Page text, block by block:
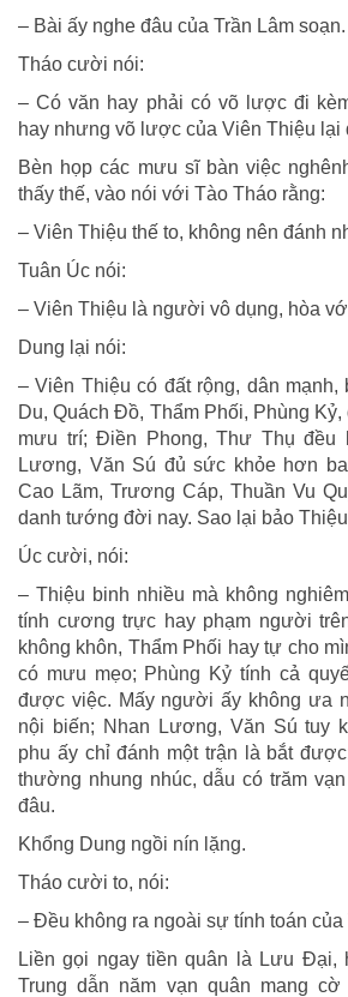
– Bài ấy nghe đâu của Trần Lâm soạn.
Tháo cười nói:
– Có văn hay phải có võ lược đi
hay nhưng võ lược của Viên Thiệu lại
Bèn họp các mưu sĩ bàn việc
thấy thế, vào nói với Tào Tháo rằng:
– Viên Thiệu thế to, không nên đánh
Tuân Úc nói:
– Viên Thiệu là người vô dụng, hòa
Dung lại nói:
– Viên Thiệu có đất rộng, dân
Du, Quách Đồ, Thẩm Phối, Phùng
mưu trí; Điền Phong, Thư Thụ đều
Lương, Văn Sú đủ sức khỏe hơn
Cao Lãm, Trương Cáp, Thuần Vu
danh tướng đời nay. Sao lại bảo
Úc cười, nói:
– Thiệu binh nhiều mà không
tính cương trực hay phạm người
không khôn, Thẩm Phối hay tự cho
có mưu mẹo; Phùng Kỷ tính cả
được việc. Mấy người ấy không ưa
nội biến; Nhan Lương, Văn Sú tuy
phu ấy chỉ đánh một trận là bắt
thường nhung nhúc, dẫu có trăm
đâu.
Khổng Dung ngồi nín lặng.
Tháo cười to, nói:
– Đều không ra ngoài sự tính toán
Liền gọi ngay tiền quân là Lưu Đại,
Trung dẫn năm vạn quân mang cờ